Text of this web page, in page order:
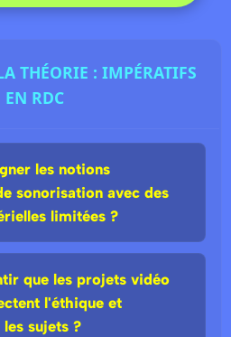
THÉORIE : IMPÉRATIFS
RDC
les notions
sonorisation avec des
limitées ?
que les projets vidéo
l'éthique et
sujets ?